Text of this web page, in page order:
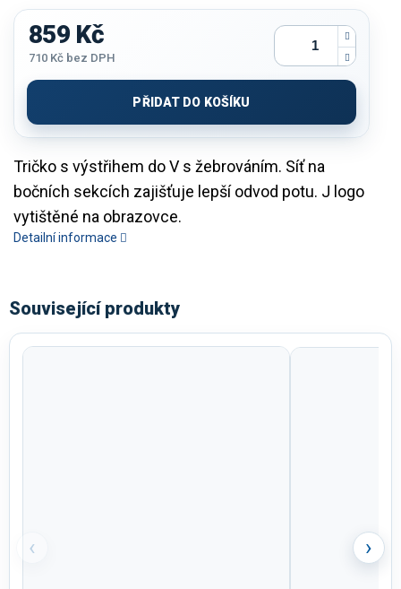
Tričko s výstřihem do V s žebrováním. Síť na
bočních sekcích zajišťuje lepší odvod potu. J logo
vytištěné na obrazovce.
Detailní informace
859 Kč
710 Kč bez DPH
cena:
PŘIDAT DO KOŠÍKU
Související produkty
‹ ›